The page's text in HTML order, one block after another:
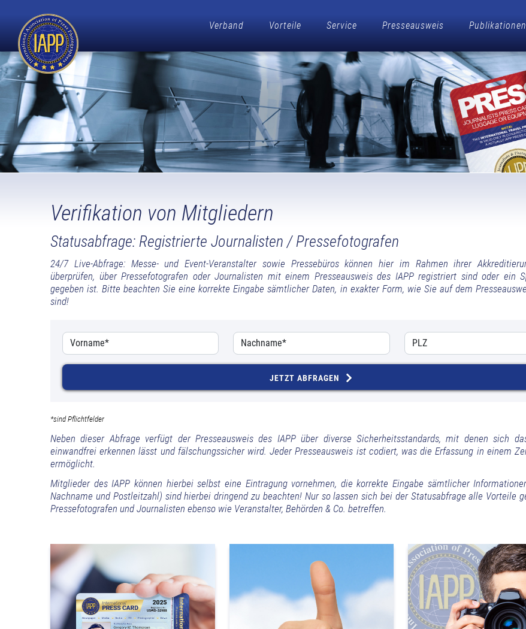
Verband Vorteile Service Presseausweis Publikationen
Verifikation von Mitgliedern
Statusabfrage: Registrierte Journalisten / Pressefotografen
24/7 Live-Abfrage: Messe- und Event-Veranstalter sowie Pressebüros können hier im Rahmen ihrer
überprüfen, über Pressefotografen oder Journalisten mit einem Presseausweis des IAPP registriert sind oder ein
gegeben ist. Bitte beachten Sie eine korrekte Eingabe sämtlicher Daten, in exakter Form, wie Sie auf dem
sind!
JETZT ABFRAGEN
*sind Pflichtfelder
Neben dieser Abfrage verfügt der Presseausweis des IAPP über diverse Sicherheitsstandards, mit denen sich
einwandfrei erkennen lässt und fälschungssicher wird. Jeder Presseausweis ist codiert, was die Erfassung in einem
ermöglicht.
Mitglieder des IAPP können hierbei selbst eine Eintragung vornehmen, die korrekte Eingabe sämtlicher
Nachname und Postleitzahl) sind hierbei dringend zu beachten! Nur so lassen sich bei der Statusabfrage alle Vorteile
Pressefotografen und Journalisten ebenso wie Veranstalter, Behörden & Co. betreffen.